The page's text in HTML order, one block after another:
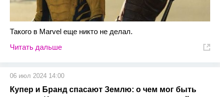
Такого в Marvel еще никто не делал.
Читать дальше
06 июл 2024 14:00
Купер и Бранд спасают Землю: о чем мог быть